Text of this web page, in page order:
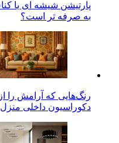
به صرفه تر است؟
دکوراسیون داخلی منزل